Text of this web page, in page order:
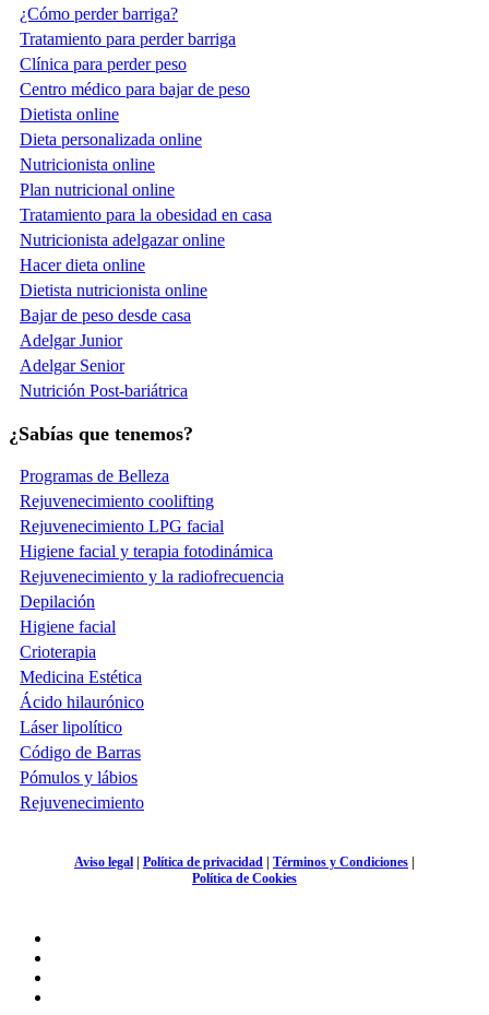
¿Cómo perder barriga?
Tratamiento para perder barriga
Clínica para perder peso
Centro médico para bajar de peso
Dietista online
Dieta personalizada online
Nutricionista online
Plan nutricional online
Tratamiento para la obesidad en casa
Nutricionista adelgazar online
Hacer dieta online
Dietista nutricionista online
Bajar de peso desde casa
Adelgar Junior
Adelgar Senior
Nutrición Post-bariátrica
¿Sabías que tenemos?
Programas de Belleza
Rejuvenecimiento coolifting
Rejuvenecimiento LPG facial
Higiene facial y terapia fotodinámica
Rejuvenecimiento y la radiofrecuencia
Depilación
Higiene facial
Crioterapia
Medicina Estética
Ácido hilaurónico
Láser lipolítico
Código de Barras
Pómulos y lábios
Rejuvenecimiento
Aviso legal Política de privacidad Términos y Condiciones
Política de Cookies